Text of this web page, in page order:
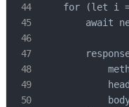
for (let i
await